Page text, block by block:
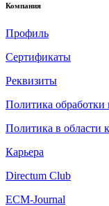
Компания
Профиль
Сертификаты
Реквизиты
Политика
Политика в области
Карьера
Directum Club
ECM-Journal